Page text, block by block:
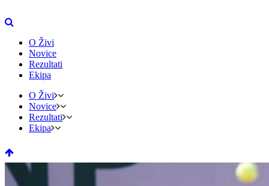
O Živi
Novice
Rezultati
Ekipa
O Živi
Novice
Rezultati
Ekipa